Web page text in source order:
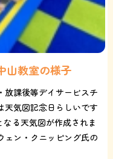
山教室の様子
放課後等デイサービスチ
天気図記念日らしいです
なる天気図が作成されま
ン・クニッピング氏の